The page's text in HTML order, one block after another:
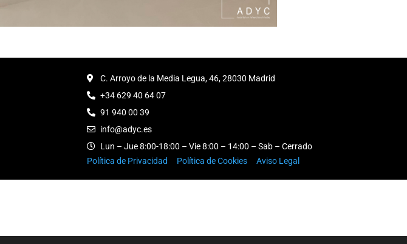
C. Arroyo de la Media Legua, 46, 28030 Madrid
+34 629 40 64 07
91 940 00 39
info@adyc.es
Lun – Jue 8:00-18:00 – Vie 8:00 – 14:00 – Sab – Cerrado
Política de Privacidad
Política de Cookies Aviso Legal